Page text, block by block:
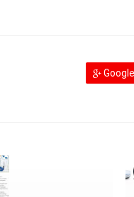
Google